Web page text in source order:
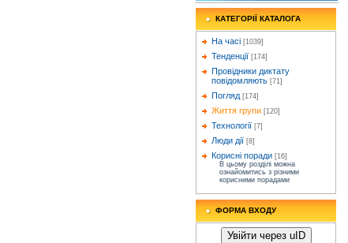
КАТЕГОРІЇ КАТАЛОГА
На часі [1039]
Тенденції [174]
Провідники диктату
повідомляють [71]
Погляд [174]
Життя групи [120]
Технології [7]
Люди дії [8]
Корисні поради [16]
В цьому розділі можна
ознайомитись з різними
корисними порадами
ФОРМА ВХОДУ
Увійти через uID